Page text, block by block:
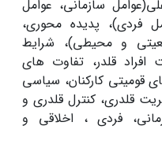
سازمانی، عوامل
فردی)، پدیده محوری،
و محیطی)، شرایط
قلدر، تفاوت های
قومیتی کارکنان، سیاسی
قلدری، کنترل قلدری و
فردی ، اخلاقی و